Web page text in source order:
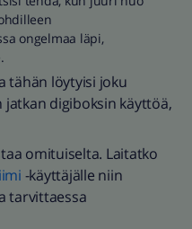
ongelmaa läpi,
tähän löytyisi joku
digiboksin käyttöä,
omituiselta. Laitatko
-käyttäjälle niin
tarvittaessa